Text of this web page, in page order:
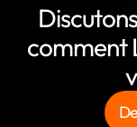
comment